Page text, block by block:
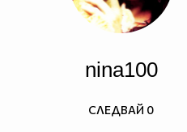
nina100
СЛЕДВАЙ 0